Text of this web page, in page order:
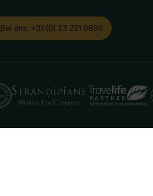
Bel ons: +31 (0) 23 221 0800